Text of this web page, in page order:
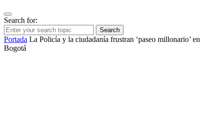
Search for:
Search
Portada La Policía y la ciudadanía frustran ‘paseo millonario’ en
Bogotá